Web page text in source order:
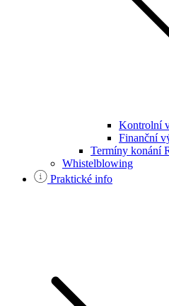
Kontrolní
Finanční
Termíny konání
Whistelblowing
Praktické info